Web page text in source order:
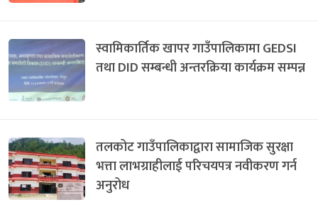
स्वामिकार्तिक खापर गाउँपालिकामा GEDSI
तथा DID सम्बन्धी अन्तरक्रिया कार्यक्रम सम्पन्न
तलकोट गाउँपालिकाद्वारा सामाजिक सुरक्षा
भत्ता लाभग्राहीलाई परिचयपत्र नवीकरण गर्न
अनुरोध